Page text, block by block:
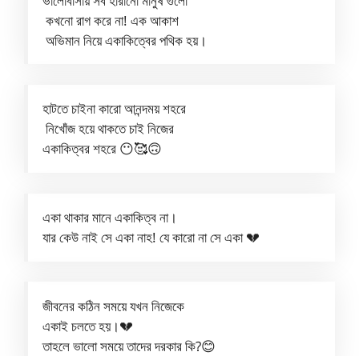
কখনো রাগ করে না! এক আকাশ
অভিমান নিয়ে একাকিত্বের পথিক হয়।
হাটতে চাইনা কারো আনন্দময় শহরে
নিখোঁজ হয়ে থাকতে চাই নিজের
একাকিত্বর শহরে 😶🥰🙃
একা থাকার মানে একাকিত্ব না।
যার কেউ নাই সে একা নাহ! যে কারো না সে একা 💔
জীবনের কঠিন সময়ে যখন নিজেকে
একাই চলতে হয়।💔
তাহলে ভালো সময়ে তাদের দরকার কি?😊